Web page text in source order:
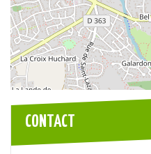
CONTACT